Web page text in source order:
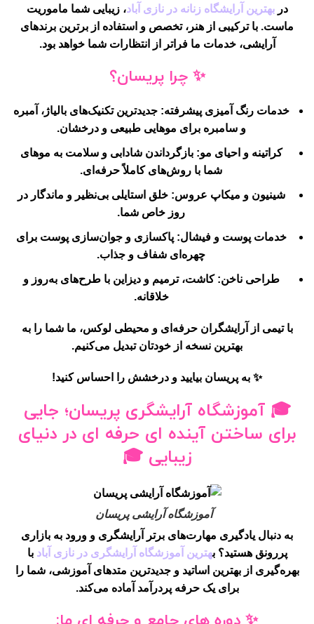
دربهترین آرایشگاه زنانه در نازی آباد، زیبایی شما ماموریت
ماست. با ترکیبی از هنر، تخصص و استفاده از برترین برندهای
آرایشی، خدمات ما فراتر از انتظارات شما خواهد بود.
✨چرا پریسان؟
خدمات رنگ آمیزی پیشرفته: جدیدترین تکنیک‌های بالیاژ، آمبره
و سامبره برای موهایی طبیعی و درخشان.
کراتینه و احیای مو: بازگرداندن شادابی و سلامت به موهای
شما با روش‌های کاملاً حرفه‌ای.
شینیون و میکاپ عروس: خلق استایلی بی‌نظیر و ماندگار در
روز خاص شما.
خدمات پوست و فیشال: پاکسازی و جوان‌سازی پوست برای
چهره‌ای شفاف و جذاب.
طراحی ناخن: کاشت، ترمیم و دیزاین با طرح‌های به‌روز و
خلاقانه.
با تیمی از آرایشگران حرفه‌ای و محیطی لوکس، ما شما را به
بهترین نسخه از خودتان تبدیل می‌کنیم.
✨ به پریسان بیایید و درخشش را احساس کنید!
🎓آموزشگاه آرایشگری پریسان؛ جایی
برای ساختن آینده ای حرفه ای در دنیای
زیبایی 🎓
آموزشگاه آرایشی پریسان
به دنبال یادگیری مهارت‌های برتر آرایشگری و ورود به بازاری
پررونق هستید؟ بهترین آموزشگاه آرایشگری در نازی آباد با
بهره‌گیری از بهترین اساتید و جدیدترین متدهای آموزشی، شما را
برای یک حرفه پردرآمد آماده می‌کند.